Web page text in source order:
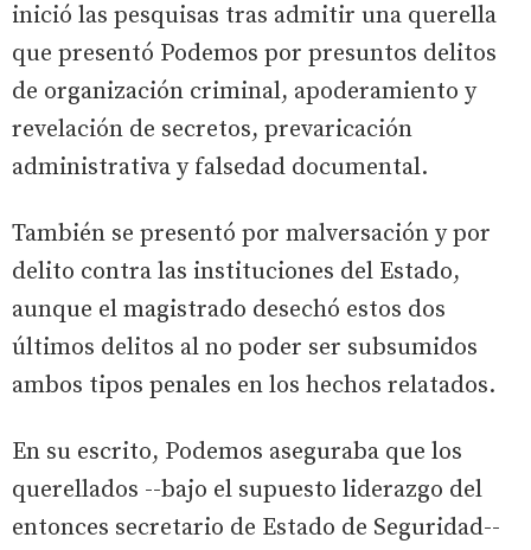
inició las pesquisas tras admitir una querella
que presentó Podemos por presuntos delitos
de organización criminal, apoderamiento y
revelación de secretos, prevaricación
administrativa y falsedad documental.
También se presentó por malversación y por
delito contra las instituciones del Estado,
aunque el magistrado desechó estos dos
últimos delitos al no poder ser subsumidos
ambos tipos penales en los hechos relatados.
En su escrito, Podemos aseguraba que los
querellados --bajo el supuesto liderazgo del
entonces secretario de Estado de Seguridad--